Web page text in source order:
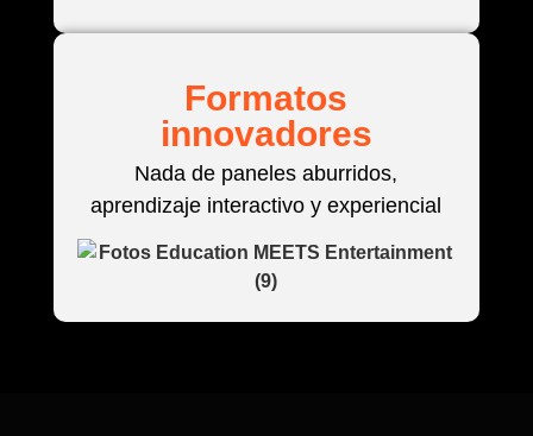
Formatos
innovadores
Nada de paneles aburridos,
aprendizaje interactivo y experiencial